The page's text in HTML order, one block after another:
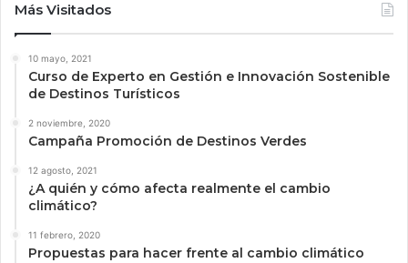
Más Visitados
10 mayo, 2021
Curso de Experto en Gestión e Innovación Sostenible
de Destinos Turísticos
2 noviembre, 2020
Campaña Promoción de Destinos Verdes
12 agosto, 2021
¿A quién y cómo afecta realmente el cambio
climático?
11 febrero, 2020
Propuestas para hacer frente al cambio climático